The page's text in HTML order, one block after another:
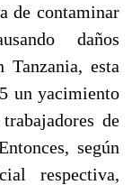
de contaminar
daños
Tanzania, esta
un yacimiento
de
según
respectiva,